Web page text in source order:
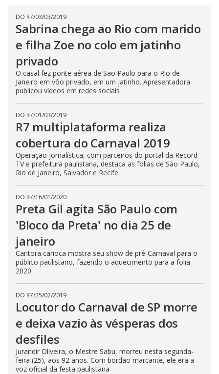
o
DO R7/03/03/2019
Sabrina chega ao Rio com marido
e filha Zoe no colo em jatinho
privado
O casal fez ponte aérea de São Paulo para o Rio de
Janeiro em vôo privado, em um jatinho. Apresentadora
publicou vídeos em redes sociais
DO R7/01/03/2019
R7 multiplataforma realiza
cobertura do Carnaval 2019
Operação jornalística, com parceiros do portal da Record
TV e prefeitura paulistana, destaca as folias de São Paulo,
Rio de Janeiro, Salvador e Recife
DO R7/16/01/2020
Preta Gil agita São Paulo com
'Bloco da Preta' no dia 25 de
janeiro
Cantora carioca mostra seu show de pré-Carnaval para o
público paulistano, fazendo o aquecimento para a folia
2020
DO R7/25/02/2019
Locutor do Carnaval de SP morre
e deixa vazio às vésperas dos
desfiles
Jurandir Oliveira, o Mestre Sabu, morreu nesta segunda-
feira (25), aos 92 anos. Com bordão marcante, ele era a
voz oficial da festa paulistana